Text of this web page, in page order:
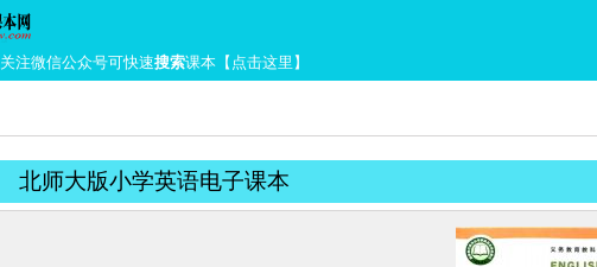
关注微信公众号可快速搜索课本【点击这里】
北师大版小学英语电子课本